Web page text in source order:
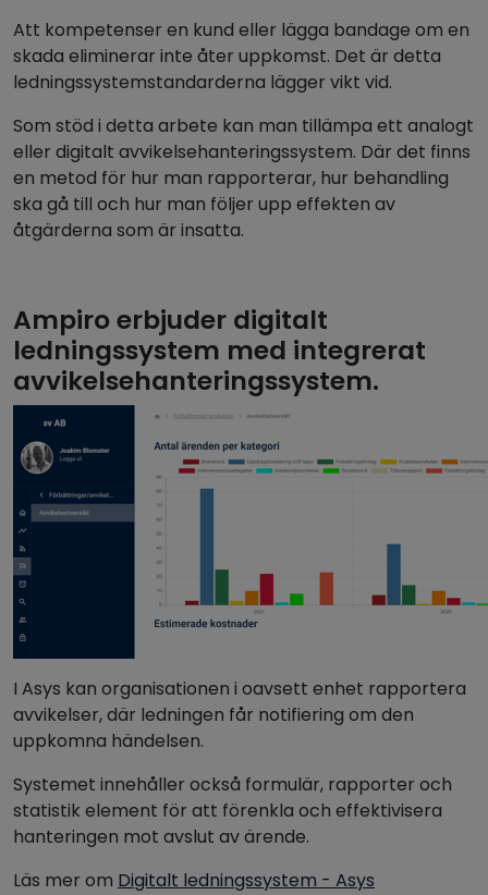
Att kompetenser en kund eller lägga bandage om en
skada eliminerar inte åter uppkomst. Det är detta
ledningssystemstandarderna lägger vikt vid.
Som stöd i detta arbete kan man tillämpa ett analogt
eller digitalt avvikelsehanteringssystem. Där det finns
en metod för hur man rapporterar, hur behandling
ska gå till och hur man följer upp effekten av
åtgärderna som är insatta.
Ampiro erbjuder digitalt
ledningssystem med integrerat
avvikelsehanteringssystem.
I Asys kan organisationen i oavsett enhet rapportera
avvikelser, där ledningen får notifiering om den
uppkomna händelsen.
Systemet innehåller också formulär, rapporter och
statistik element för att förenkla och effektivisera
hanteringen mot avslut av ärende.
Läs mer om Digitalt ledningssystem - Asys